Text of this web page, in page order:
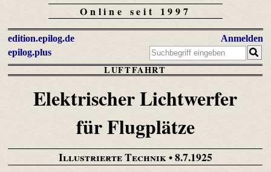
Online seit 1997
edition.epilog.de
epilog.plus
Anmelden
LUFTFAHRT
Elektrischer Lichtwerfer
für Flugplätze
Illustrierte Technik• 8.7.1925